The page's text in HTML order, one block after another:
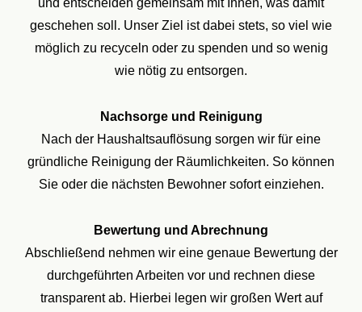
und entscheiden gemeinsam mit Ihnen, was damit
geschehen soll. Unser Ziel ist dabei stets, so viel wie
möglich zu recyceln oder zu spenden und so wenig
wie nötig zu entsorgen.
Nachsorge und Reinigung
Nach der Haushaltsauflösung sorgen wir für eine
gründliche Reinigung der Räumlichkeiten. So können
Sie oder die nächsten Bewohner sofort einziehen.
Bewertung und Abrechnung
Abschließend nehmen wir eine genaue Bewertung der
durchgeführten Arbeiten vor und rechnen diese
transparent ab. Hierbei legen wir großen Wert auf